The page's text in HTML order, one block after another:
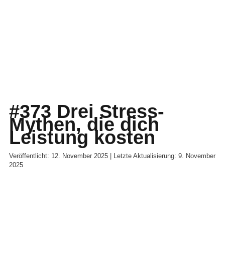
#373 Drei Stress-
Mythen, die dich
Leistung kosten
Veröffentlicht: 12. November 2025 | Letzte Aktualisierung: 9. November
2025